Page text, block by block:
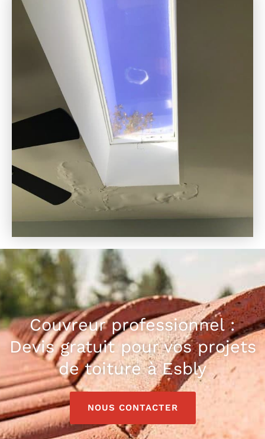
Couvreur professionnel :
Devis gratuit pour vos projets
de toiture à Esbly
NOUS CONTACTER